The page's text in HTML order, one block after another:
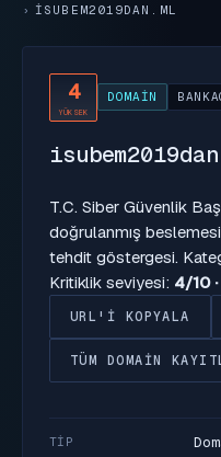
ISUBEM2019DAN.ML
4
YÜKSEK
DOMAIN
T.C. Siber Güvenlik
doğrulanmış
tehdit göstergesi.
Kritiklik seviyesi: 4/10
URL'I KOPYALA
TÜM DOMAIN
TIP